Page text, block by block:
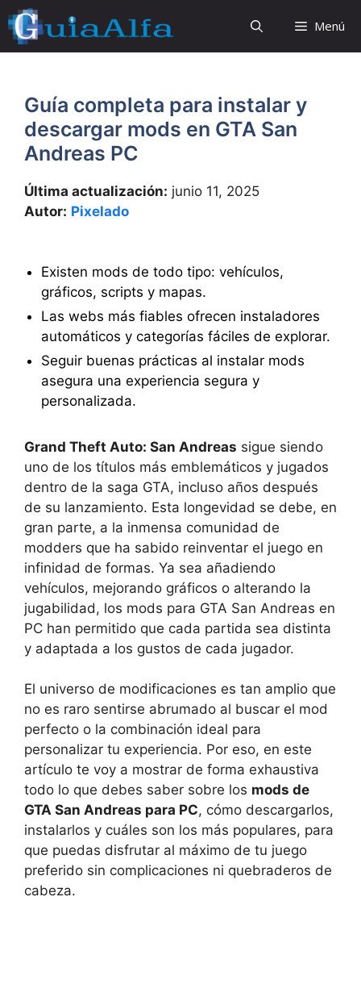
Saltar
al
contenido
Menú
Guía completa para instalar y
descargar mods en GTA San
Andreas PC
Última actualización: junio 11, 2025
Autor: Pixelado
Existen mods de todo tipo: vehículos,
gráficos, scripts y mapas.
Las webs más fiables ofrecen instaladores
automáticos y categorías fáciles de explorar.
Seguir buenas prácticas al instalar mods
asegura una experiencia segura y
personalizada.
Grand Theft Auto: San Andreas sigue siendo
uno de los títulos más emblemáticos y jugados
dentro de la saga GTA, incluso años después
de su lanzamiento. Esta longevidad se debe, en
gran parte, a la inmensa comunidad de
modders que ha sabido reinventar el juego en
infinidad de formas. Ya sea añadiendo
vehículos, mejorando gráficos o alterando la
jugabilidad, los mods para GTA San Andreas en
PC han permitido que cada partida sea distinta
y adaptada a los gustos de cada jugador.
El universo de modificaciones es tan amplio que
no es raro sentirse abrumado al buscar el mod
perfecto o la combinación ideal para
personalizar tu experiencia. Por eso, en este
artículo te voy a mostrar de forma exhaustiva
todo lo que debes saber sobre los mods de
GTA San Andreas para PC, cómo descargarlos,
instalarlos y cuáles son los más populares, para
que puedas disfrutar al máximo de tu juego
preferido sin complicaciones ni quebraderos de
cabeza.